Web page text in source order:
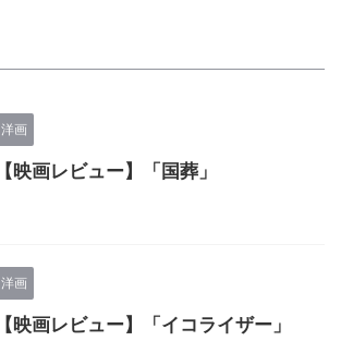
洋画
【映画レビュー】「国葬」
洋画
【映画レビュー】「イコライザー」